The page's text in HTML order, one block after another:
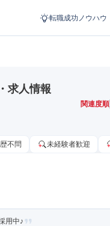
転職成功ノウハウ
求人情報
関連度順
不問 未経験者歓迎
用中♪